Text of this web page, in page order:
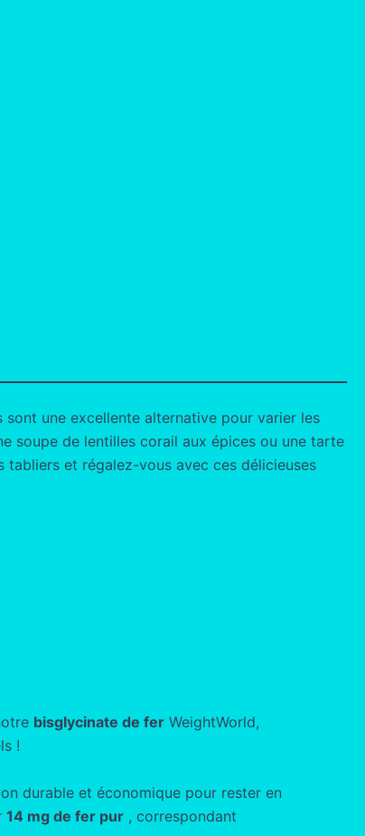
une excellente alternative pour varier les
soupe de lentilles corail aux épices ou une tarte
et régalez-vous avec ces délicieuses
bisglycinate de fer WeightWorld,
!
durable et économique pour rester en
14 mg de fer pur , correspondant